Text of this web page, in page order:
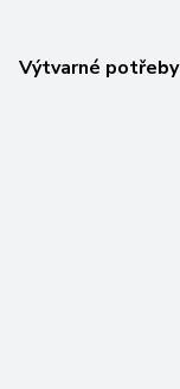
Výtvarné potřeby